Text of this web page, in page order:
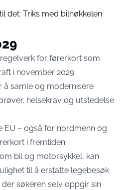
det: Triks med bilnøkkelen
for førerkort som
i november 2029.
å samle og modernisere
helsekrav og utstedelse
EU – også for nordmenn og
i fremtiden.
bil og motorsykkel, kan
til å erstatte legebesøk
søkeren selv oppgir sin